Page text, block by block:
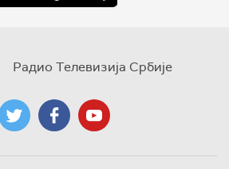
Радио Телевизија Србије